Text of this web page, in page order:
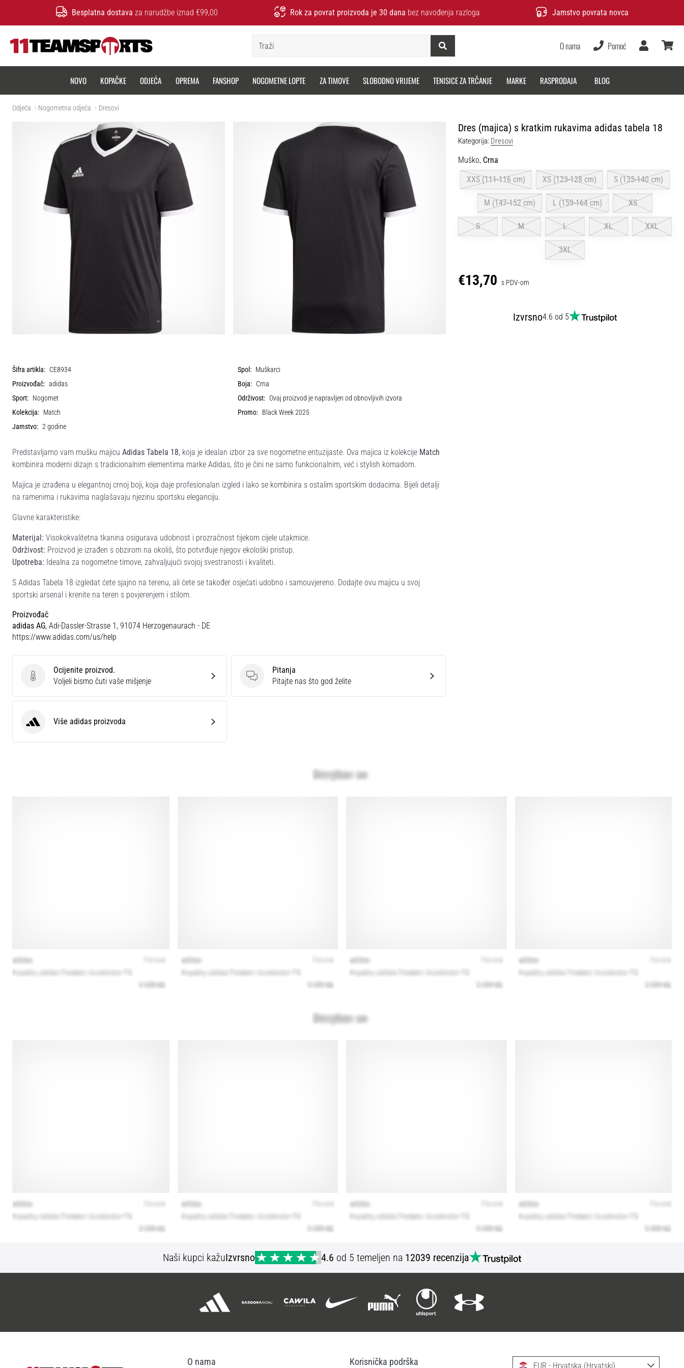
Besplatna dostava za narudžbe iznad €99,00 Rok za povrat proizvoda je 30 dana bez navođenja razloga Jamstvo povrata novca
O nama Pomoć
Korisnik
NOVO KOPAČKE ODJEĆA OPREMA FANSHOP NOGOMETNE LOPTE ZA TIMOVE SLOBODNO VRIJEME TENISICE ZA TRČANJE MARKE RASPRODAJA BLOG
Odjeća Nogometna odjeća Dresovi
Dres (majica) s kratkim rukavima adidas tabela 18
Kategorija: Dresovi
Muško, Crna
XXS (111-116 cm)
XS (123-128 cm) S (135-140 cm)
M (147-152 cm) L (159-164 cm) XS
S M L XL XXL
3XL
€13,70 s PDV-om
Izvrsno4.6 od 5
Šifra artikla: CE8934 Spol: Muškarci
Proizvođač: adidas Boja: Crna
Sport: Nogomet Održivost: Ovaj proizvod je napravljen od obnovljivih izvora
Kolekcija: Match Promo: Black Week 2025
Jamstvo: 2 godine
Predstavljamo vam mušku majicu Adidas Tabela 18, koja je idealan izbor za sve nogometne entuzijaste. Ova majica iz kolekcije Match
kombinira moderni dizajn s tradicionalnim elementima marke Adidas, što je čini ne samo funkcionalnim, već i stylish komadom.
Majica je izrađena u elegantnoj crnoj boji, koja daje profesionalan izgled i lako se kombinira s ostalim sportskim dodacima. Bijeli detalji
na ramenima i rukavima naglašavaju njezinu sportsku eleganciju.
Glavne karakteristike:
Materijal: Visokokvalitetna tkanina osigurava udobnost i prozračnost tijekom cijele utakmice.
Održivost: Proizvod je izrađen s obzirom na okoliš, što potvrđuje njegov ekološki pristup.
Upotreba: Idealna za nogometne timove, zahvaljujući svojoj svestranosti i kvaliteti.
S Adidas Tabela 18 izgledat ćete sjajno na terenu, ali ćete se također osjećati udobno i samouvjereno. Dodajte ovu majicu u svoj
sportski arsenal i krenite na teren s povjerenjem i stilom.
Proizvođač
adidas AG, Adi-Dassler-Strasse 1, 91074 Herzogenaurach - DE
https://www.adidas.com/us/help
Ocijenite proizvod.
Ocijenite proizvod.
Voljeli bismo čuti vaše mišjenje
Pitanja
Pitanja
Pitajte nas što god želite
adidas Više adidas proizvoda
Naši kupci kažuIzvrsno 4.6 od 5 temeljen na 12039 recenzija
O nama Korisnička podrška EUR - Hrvatska (Hrvatski)